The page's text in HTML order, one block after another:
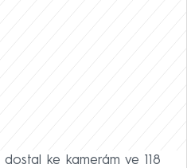
ke kamerám ve 118